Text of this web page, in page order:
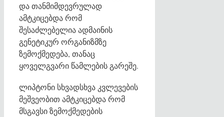
და თანმიმდევრულად
ამტკიცებდა რომ
შესაძლებელია ადმაინის
გენეტიკურ ორგანიზმზე
ზემოქმედება, თანაც
ყოველგვარი წამლების გარეშე.
ლიპტონი სხვადსხვა კვლევების
მეშვეობით ამტკიცებდა რომ
მსგავსი ზემოქმედების